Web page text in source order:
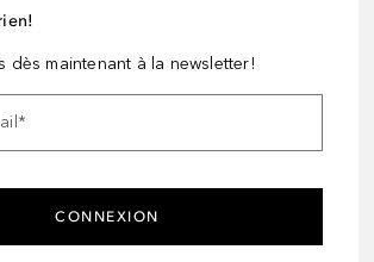
dès maintenant à la newsletter!
*
CONNEXION